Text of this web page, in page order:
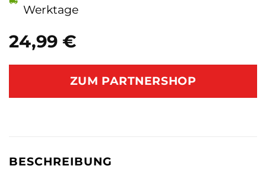
24,99 €
Werktage
ZUM PARTNERSHOP
BESCHREIBUNG